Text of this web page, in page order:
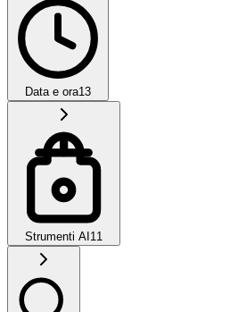
Data e ora13
Strumenti AI 11